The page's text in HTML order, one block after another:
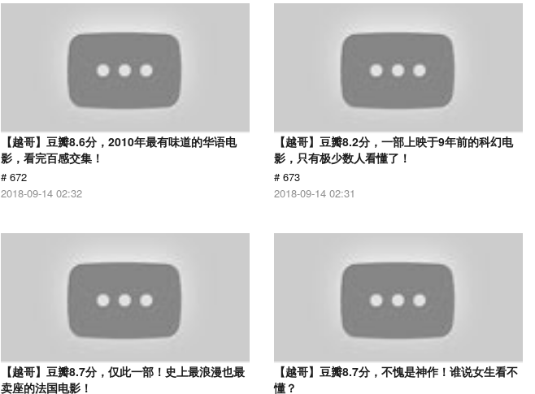
【越哥】豆瓣8.6分，2010年最有味道的华语电
影，看完百感交集！
# 672
2018-09-14 02:32
【越哥】豆瓣8.2分，一部上映于9年前的科幻电
影，只有极少数人看懂了！
# 673
2018-09-14 02:31
【越哥】豆瓣8.7分，仅此一部！史上最浪漫也最
卖座的法国电影！
【越哥】豆瓣8.7分，不愧是神作！谁说女生看不
懂？